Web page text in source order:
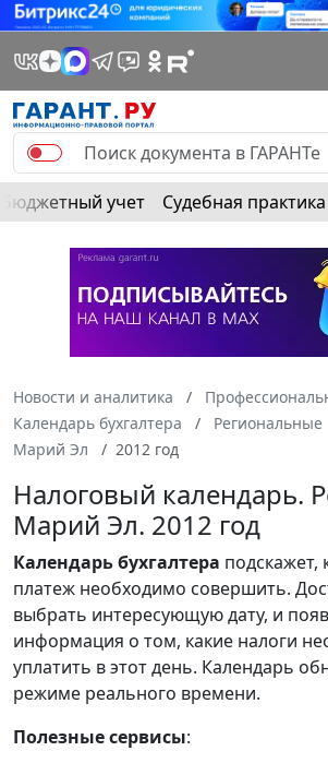
Бюджетный учет Судебная практика
Новости и аналитика
Календарь бухгалтера
Региональные
Марий Эл
2012 год
Налоговый календарь.
Марий Эл. 2012 год
Календарьбухгалтера подскажет,
платеж необходимо совершить.
выбрать интересующую дату, и
информация о том, какие налоги
уплатить в этот день. Календарь
режиме реального времени.
Полезные сервисы: